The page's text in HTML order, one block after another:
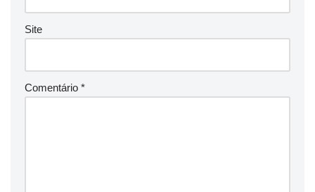
Site
Comentário *